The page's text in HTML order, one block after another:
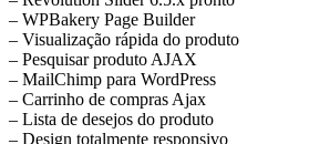
– WPBakery Page Builder
– Visualização rápida do produto
– Pesquisar produto AJAX
– MailChimp para WordPress
– Carrinho de compras Ajax
– Lista de desejos do produto
– Design totalmente responsivo